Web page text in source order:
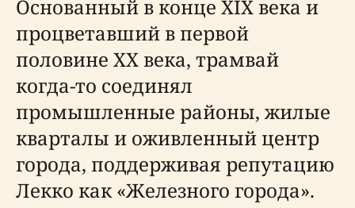
Основанный в конце XIX века и
процветавший в первой
половине XX века, трамвай
когда-то соединял
промышленные районы, жилые
кварталы и оживленный центр
города, поддерживая репутацию
Лекко как «Железного города».